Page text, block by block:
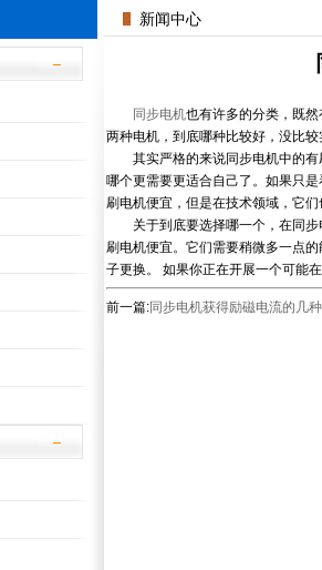
新闻中心
同步电机也有许多的分类，既
两种电机，到底哪种比较好，没比较
其实严格的来说同步电机中的有
哪个更需要更适合自己了。如果只
刷电机便宜，但是在技术领域，它们
关于到底要选择哪一个，在同步
刷电机便宜。它们需要稍微多一点
子更换。 如果你正在开展一个可能
前一篇:同步电机获得励磁电流的几